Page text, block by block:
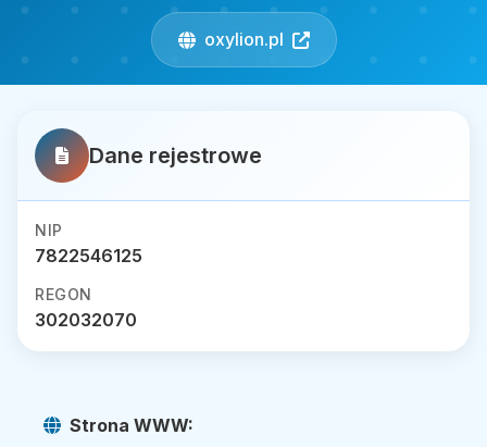
oxylion.pl
Dane rejestrowe
NIP
7822546125
REGON
302032070
Strona WWW: